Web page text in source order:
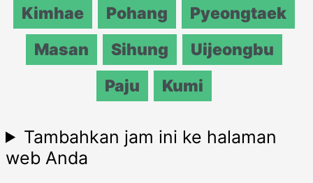
Kimhae
Pohang
Pyeongtaek
Masan
Sihung
Uijeongbu
Paju
Kumi
Tambahkan jam ini ke halaman
web Anda